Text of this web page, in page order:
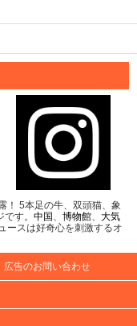
！ 5本足の牛、双頭猫、象
す。 中国 、 博物館、 大気
ースは好奇心を刺激するオ
広告のお問い合わせ